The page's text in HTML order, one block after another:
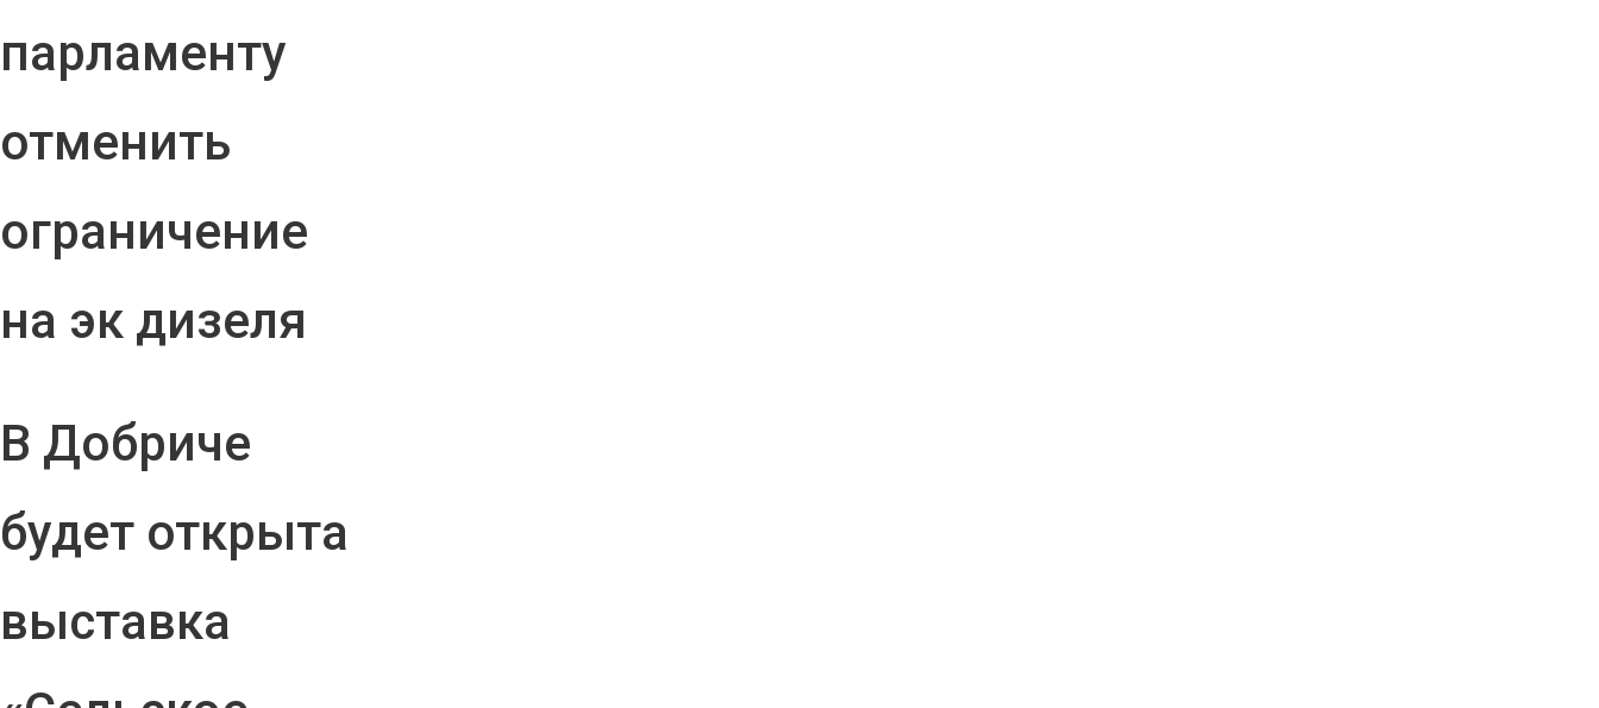
парламенту
отменить
ограничение
на эк дизеля
В Добриче
будет открыта
выставка